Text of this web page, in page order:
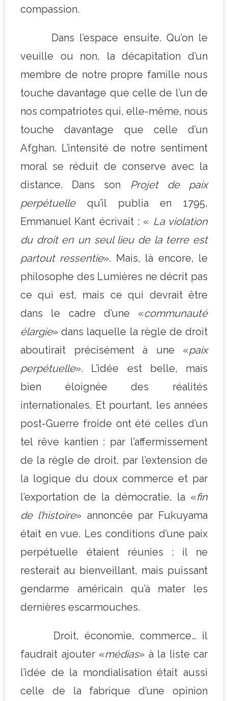
compassion.
Dans l’espace ensuite. Qu’on le
veuille ou non, la décapitation d’un
membre de notre propre famille nous
touche davantage que celle de l’un de
nos compatriotes qui, elle-même, nous
touche davantage que celle d’un
Afghan. L’intensité de notre sentiment
moral se réduit de conserve avec la
distance. Dans son Projet de paix
perpétuellequ’il publia en 1795,
Emmanuel Kant écrivait : « La violation
du droit en un seul lieu de la terre est
partout ressentie». Mais, là encore, le
philosophe des Lumières ne décrit pas
ce qui est, mais ce qui devrait être
dans le cadre d’une «communauté
élargie» dans laquelle la règle de droit
aboutirait précisément à une «paix
perpétuelle». L’idée est belle, mais
bien éloignée des réalités
internationales. Et pourtant, les années
post-Guerre froide ont été celles d’un
tel rêve kantien : par l’affermissement
de la règle de droit, par l’extension de
la logique du doux commerce et par
l’exportation de la démocratie, la «fin
de l’histoire» annoncée par Fukuyama
était en vue. Les conditions d’une paix
perpétuelle étaient réunies : il ne
resterait au bienveillant, mais puissant
gendarme américain qu’à mater les
dernières escarmouches.
Droit, économie, commerce… il
faudrait ajouter «médias» à la liste car
l’idée de la mondialisation était aussi
celle de la fabrique d’une opinion